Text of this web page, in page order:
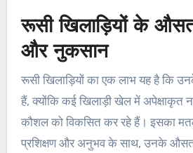
रूसी खिलाड़ियों के
और नुकसान
रूसी खिलाड़ियों का एक लाभ यह है कि
हैं, क्योंकि कई खिलाड़ी खेल में अपेक्षाकृत
कौशल को विकसित कर रहे हैं। इसका
प्रशिक्षण और अनुभव के साथ, उनके